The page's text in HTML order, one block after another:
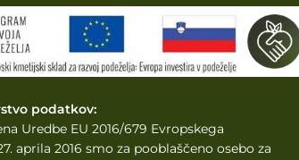
podatkov:
Uredbe EU 2016/679 Evropskega
aprila 2016 smo za pooblaščeno osebo za